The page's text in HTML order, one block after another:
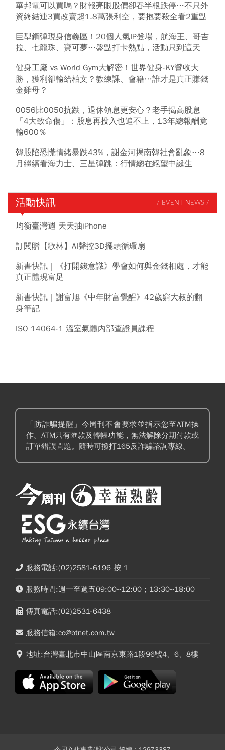
華邦電可以買嗎？財報亮眼股價卻吞半根跌停…不只外
資終結連3買改賣超1.8萬張利空，要抱要殺全看2重點
巨型鋼彈現身信義區！20個人氣IP登場，航海王、哥吉
拉、七龍珠、寶可夢…盤點打卡熱點，活動只到這天
健身工廠 vs World Gym大解密！世界健身-KY營收大
勝，獲利卻輸給柏文？教練課、會籍…誰才是真正賺錢
金雞母？
0056比0050抗跌，退休領息更安心？老手揭高股息
「4大致命傷」：股息再投入也追不上，13年總報酬竟
輸600％
韓股陷恐慌情緒暴跌43%，謝金河揭南韓社會亂象…8
月繼續看海力士、三星彈跳：行情總在絕望中誕生
活動快訊 / EVENT NEWS /
均衡臺灣週 天天抽iPhone
訂閱贈【歌林】AI聲控3D擺頭循環扇
新書快訊｜《打開錢意識》學會如何與金錢相處，才能
真正體現富足
新書快訊｜謝富旭《中年財富覺醒》42歲窮大叔的翻
身筆記
ISO 14064-1 溫室氣體內部查證員課程
「防詐騙提醒」今周刊不會要求並指示您至ATM操
作。ATM只有匯款及轉帳功能，無法解除分期付款或
訂單錯誤問題。隨時可撥打165反詐騙諮詢專線。
服務電話:(02)2581-6196 按 1
服務時間:週一至週五09:00~12:00；13:30~18:00
傳真電話:(02)2531-6438
服務信箱:cc@btnet.com.tw
地址:台灣臺北市中山區南京東路1段96號4、6、8樓